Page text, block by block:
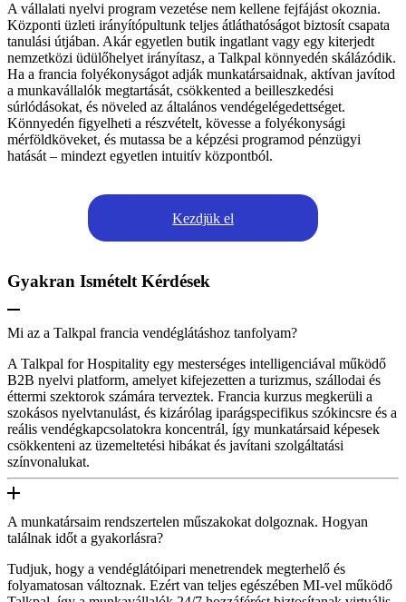
A vállalati nyelvi program vezetése nem kellene fejfájást okoznia.
Központi üzleti irányítópultunk teljes átláthatóságot biztosít csapata
tanulási útjában. Akár egyetlen butik ingatlant vagy egy kiterjedt
nemzetközi üdülőhelyet irányítasz, a Talkpal könnyedén skálázódik.
Ha a francia folyékonyságot adják munkatársaidnak, aktívan javítod
a munkavállalók megtartását, csökkented a beilleszkedési
súrlódásokat, és növeled az általános vendégelégedettséget.
Könnyedén figyelheti a részvételt, kövesse a folyékonysági
mérföldköveket, és mutassa be a képzési programod pénzügyi
hatását – mindezt egyetlen intuitív központból.
Kezdjük el
Gyakran Ismételt Kérdések
Mi az a Talkpal francia vendéglátáshoz tanfolyam?
A Talkpal for Hospitality egy mesterséges intelligenciával működő
B2B nyelvi platform, amelyet kifejezetten a turizmus, szállodai és
éttermi szektorok számára terveztek. Francia kurzus megkerüli a
szokásos nyelvtanulást, és kizárólag iparágspecifikus szókincsre és a
reális vendégkapcsolatokra koncentrál, így munkatársaid képesek
csökkenteni az üzemeltetési hibákat és javítani szolgáltatási
színvonalukat.
A munkatársaim rendszertelen műszakokat dolgoznak. Hogyan
találnak időt a gyakorlásra?
Tudjuk, hogy a vendéglátóipari menetrendek megterhelő és
folyamatosan változnak. Ezért van teljes egészében MI-vel működő